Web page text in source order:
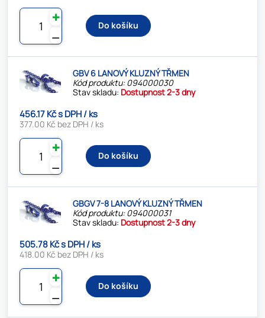
⚊
✚
Do košíku
GBV 6 LANOVÝ KLUZNÝ TŘMEN
Kód produktu: 094000030
Stav skladu: Dostupnost 2-3 dny
456.17 Kč s DPH / ks
377.00 Kč bez DPH / ks
⚊
✚
Do košíku
GBGV 7-8 LANOVÝ KLUZNÝ TŘMEN
Kód produktu: 094000031
Stav skladu: Dostupnost 2-3 dny
505.78 Kč s DPH / ks
418.00 Kč bez DPH / ks
⚊
✚
Do košíku